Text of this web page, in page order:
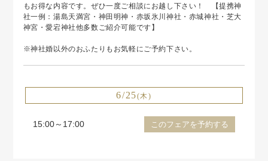
もお得な内容です。ぜひ一度ご相談にお越し下さい！ 【提携神
社一例：湯島天満宮・神田明神・赤坂氷川神社・赤城神社・芝大
神宮・愛宕神社他多数ご紹介可能です】
※神社婚以外のおふたりもお気軽にご予約下さい。
6/25(木)
15:00～17:00 このフェアを予約する